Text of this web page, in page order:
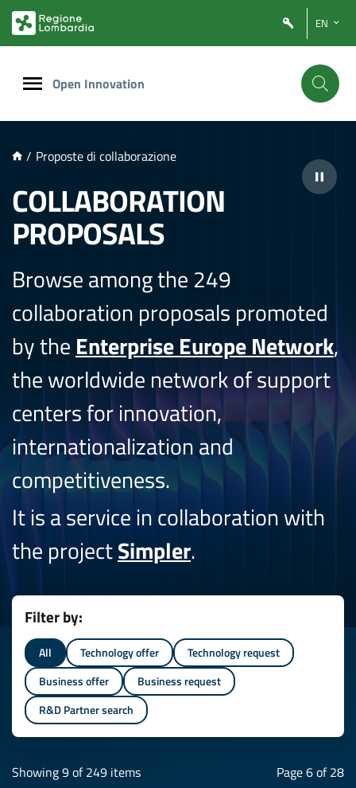
PRINCIPALE
EN
Open Innovation
/ Proposte di collaborazione
COLLABORATION
PROPOSALS
Browse among the 249
collaboration proposals promoted
by the Enterprise Europe Network,
the worldwide network of support
centers for innovation,
internationalization and
competitiveness.
It is a service in collaboration with
the projectSimpler.
Filter by:
All Technology offer
Technology request
Business offer
Business request
R&D Partner search
Showing 9 of 249 items Page 6 of 28